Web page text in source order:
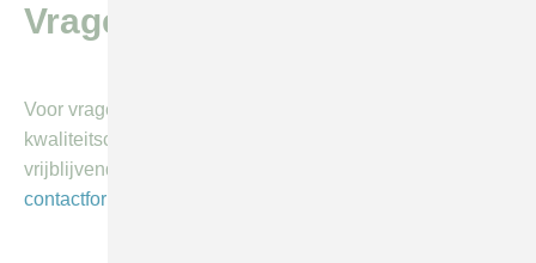
Vragen of meer info?
Voor vragen of meer informatie over audits, visitaties,
kwaliteitscontroles of een advies op maat kunt u
vrijblijvend contact opnemen via het algemeen
contactformulier